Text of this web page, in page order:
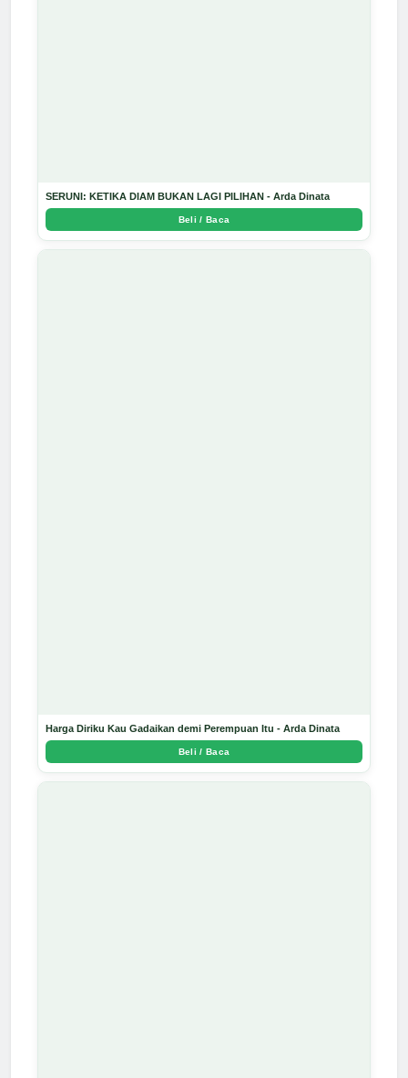
SERUNI: KETIKA DIAM BUKAN LAGI PILIHAN - Arda Dinata
Beli / Baca
Harga Diriku Kau Gadaikan demi Perempuan Itu - Arda Dinata
Beli / Baca